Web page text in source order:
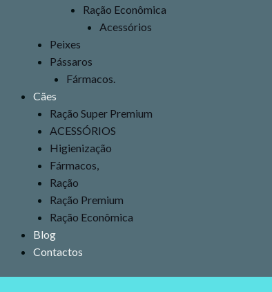
Ração Econômica
Acessórios
Peixes
Pássaros
Fármacos.
Cães
Ração Super Premium
ACESSÓRIOS
Higienização
Fármacos,
Ração
Ração Premium
Ração Econômica
Blog
Contactos